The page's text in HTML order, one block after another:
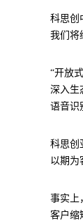
科思创
我们将
“开放
深入生
语音识
科思创
以期为
事实上
客户缩